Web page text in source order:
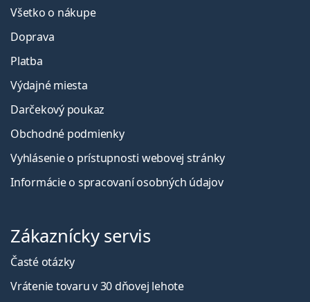
Všetko o nákupe
Doprava
Platba
Výdajné miesta
Darčekový poukaz
Obchodné podmienky
Vyhlásenie o prístupnosti webovej stránky
Informácie o spracovaní osobných údajov
Zákaznícky servis
Časté otázky
Vrátenie tovaru v 30 dňovej lehote